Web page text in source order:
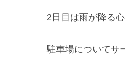
2日目は雨が降る
駐車場についてサ